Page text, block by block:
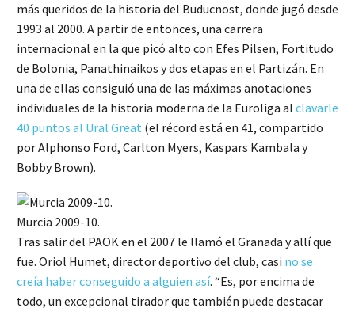
más queridos de la historia del Buducnost, donde jugó desde
1993 al 2000. A partir de entonces, una carrera
internacional en la que picó alto con Efes Pilsen, Fortitudo
de Bolonia, Panathinaikos y dos etapas en el Partizán. En
una de ellas consiguió una de las máximas anotaciones
individuales de la historia moderna de la Euroliga al clavarle
40 puntos al Ural Great (el récord está en 41, compartido
por Alphonso Ford, Carlton Myers, Kaspars Kambala y
Bobby Brown).
Murcia 2009-10.
Tras salir del PAOK en el 2007 le llamó el Granada y allí que
fue. Oriol Humet, director deportivo del club, casi no se
creía haber conseguido a alguien así. “Es, por encima de
todo, un excepcional tirador que también puede destacar